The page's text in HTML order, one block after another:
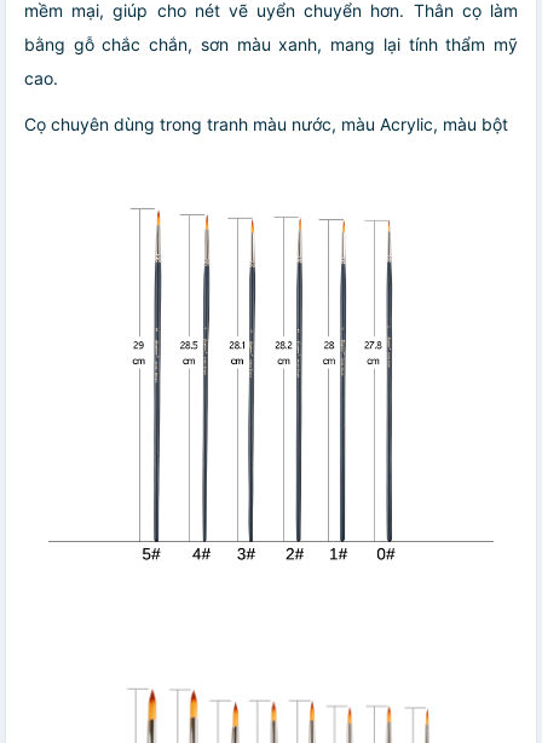
mềm mại, giúp cho nét vẽ uyển chuyển hơn. Thân cọ làm
bằng gỗ chắc chắn, sơn màu xanh, mang lại tính thẩm mỹ
cao.
Cọ chuyên dùng trong tranh màu nước, màu Acrylic, màu bột